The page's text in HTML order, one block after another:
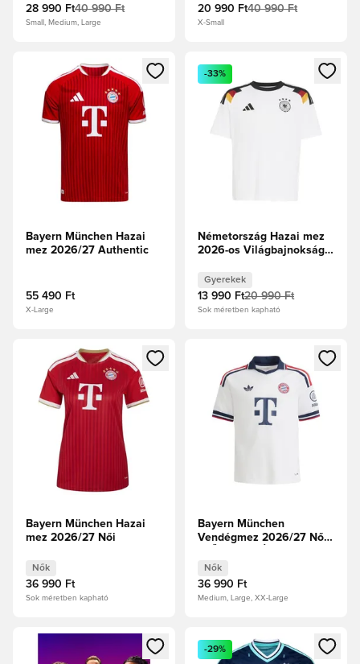
28 990 Ft40 990 Ft
Small, Medium, Large
20 990 Ft40 990 Ft
X-Small
Megnyit egy modált a bejelentkezéshez vagy a tagként
Bayern München Hazai
mez 2026/27 Authentic
55 490 Ft
X-Large
Megnyit egy modált a
-33%
Németország Hazai mez
2026-os Világbajnokság
Gyerekek
13 990 Ft20 990 Ft
Sok méretben kapható
Megnyit egy modált a bejelentkezéshez vagy a tagként
Bayern München Hazai
mez 2026/27 Női
Nők
36 990 Ft
Sok méretben kapható
Megnyit egy modált a
Bayern München
Vendégmez 2026/27 Női
Nők
36 990 Ft
Medium, Large, XX-Large
Megnyit egy modált a bejelentkezéshez vagy a tagként
Megnyit egy modált a
-29%